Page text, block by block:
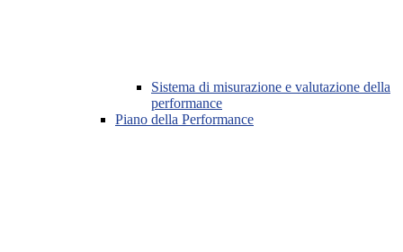
Sistema di misurazione e valutazione della
performance
Piano della Performance